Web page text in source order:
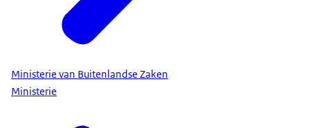
Ministerie van Buitenlandse Zaken
Ministerie